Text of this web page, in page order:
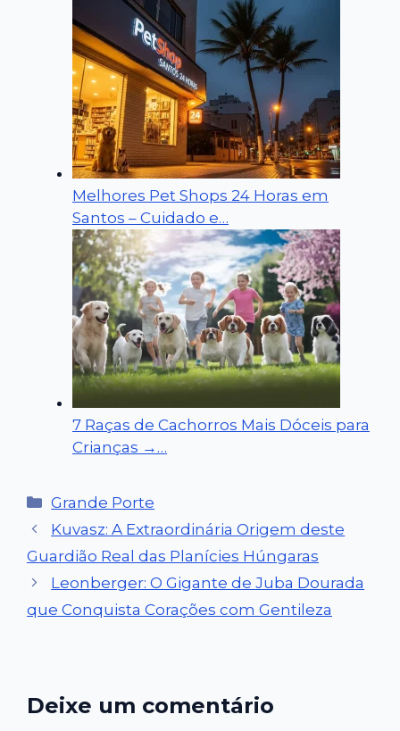
Melhores Pet Shops 24 Horas em
Santos – Cuidado e…
7 Raças de Cachorros Mais Dóceis para
Crianças →…
Categorias
Grande Porte
Kuvasz: A Extraordinária Origem deste
Guardião Real das Planícies Húngaras
Leonberger: O Gigante de Juba Dourada
que Conquista Corações com Gentileza
Deixe um comentário